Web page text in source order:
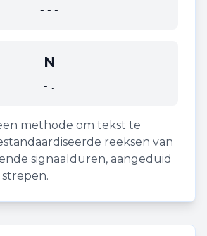
---
N
-.
methode om tekst te
reeksen van
signaalduren, aangeduid